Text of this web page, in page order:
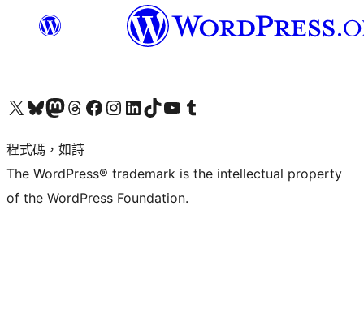
查看我們的 X (之前的 Twitter) 帳號造訪我們的 Bluesky 帳號造訪我們的 Mastodon 帳號造訪我們的 Threads 帳號 造訪我們的 Facebook 粉絲專頁Visit our Instagram account
Visit our LinkedIn account
造訪我們的 TikTok 帳號Visit our YouTube channel
造訪我們的 Tumblr 帳號
程式碼，如詩
The WordPress® trademark is the intellectual property
of the WordPress Foundation.